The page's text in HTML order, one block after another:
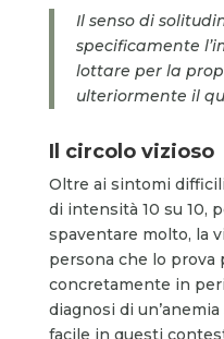
Il senso di
specificamente
lottare per la
ulteriormente il
Il circolo vizioso
Oltre ai sintomi
di intensità 10 su 10,
spaventare molto, la
persona che lo prova
concretamente in
diagnosi di
facile in questi